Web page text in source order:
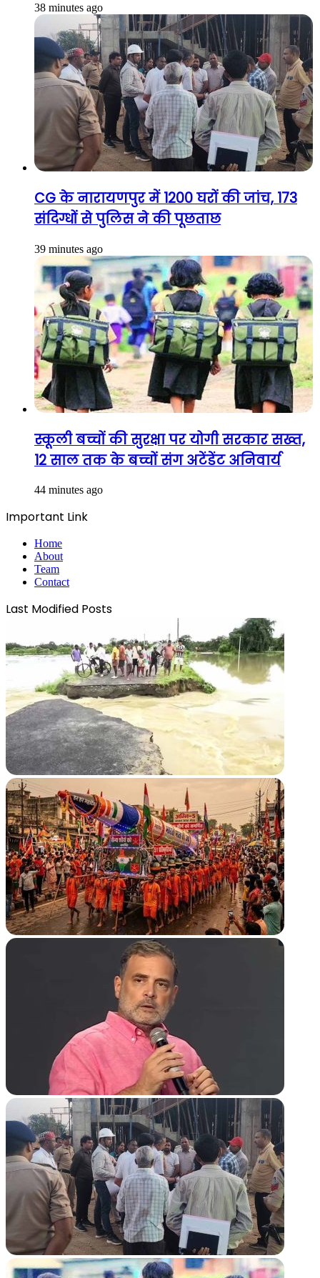
38 minutes ago
CG के नारायणपुर में 1200 घरों की जांच, 173
संदिग्धों से पुलिस ने की पूछताछ
39 minutes ago
स्कूली बच्चों की सुरक्षा पर योगी सरकार सख्त,
12 साल तक के बच्चों संग अटेंडेंट अनिवार्य
44 minutes ago
Important Link
Home
About
Team
Contact
Last Modified Posts